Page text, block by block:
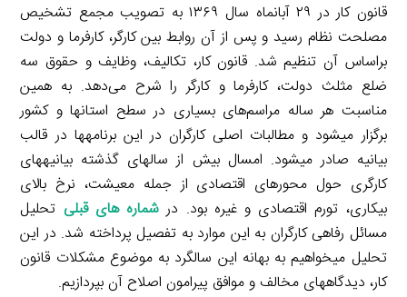
قانون کار در ۲۹ آبان­ماه سال ۱۳۶۹ به تصویب مجمع تشخیص
مصلحت نظام رسید و پس از آن روابط بین کارگر، کارفرما و دولت
براساس آن تنظیم شد. قانون کار، تکالیف، وظایف و حقوق سه
ضلع مثلث دولت، کارفرما و کارگر را شرح می‌دهد. به همین
مناسبت هر ساله مراسم‌های بسیاری در سطح استان­ها و کشور
برگزار می­شود و مطالبات اصلی کارگران در این برنامه­ها در قالب
بیانیه صادر می­شود. امسال بیش از سال­های گذشته بیانیه­های
کارگری حول محورهای اقتصادی از جمله معیشت، نرخ بالای
بیکاری، تورم اقتصادی و غیره بود. در شماره ­های قبلی تحلیل
مسائل رفاهی کارگران به این موارد به تفصیل پرداخته شد. در این
تحلیل می­خواهیم به بهانه این سالگرد به موضوع مشکلات قانون
کار، دیدگاه­های مخالف و موافق پیرامون اصلاح آن بپردازیم.